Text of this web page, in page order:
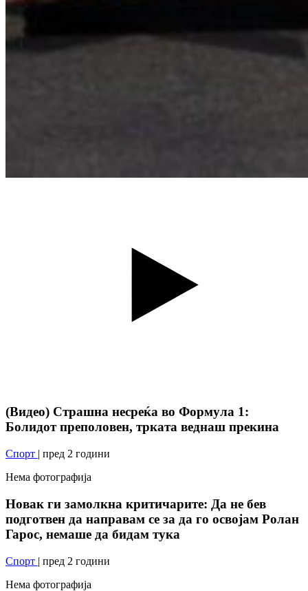
(Видео) Страшна несреќа во Формула 1:
Болидот преполовен, трката веднаш прекина
Спорт | пред 2 години
Нема фотографија
Новак ги замолкна критичарите: Да не бев
подготвен да направам се за да го освојам Ролан
Гарос, немаше да бидам тука
Спорт | пред 2 години
Нема фотографија